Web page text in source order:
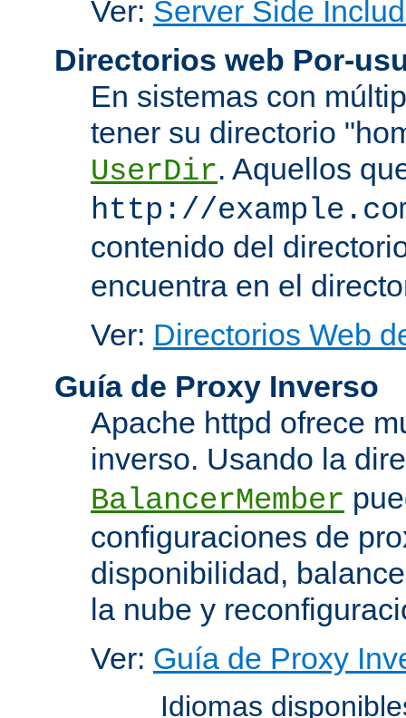
Ver: Server Side
Directorios web Por-
En sistemas con
tener su directorio
UserDir. Aquellos
http://
contenido del
encuentra en el
Ver: Directorios Web
Guía de Proxy Inverso
Apache httpd ofrece
inverso. Usando la
BalancerMember
configuraciones de
disponibilidad,
la nube y
Ver: Guía de Proxy
Idiomas